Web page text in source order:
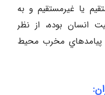
یا غیرمستقیم و به
انسان بوده، از نظر
و پیامدهاي مخرب محیط